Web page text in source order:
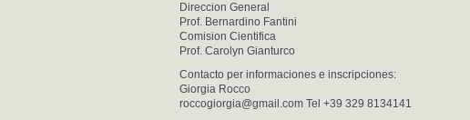
Direccion General
Prof. Bernardino Fantini
Comision Cientifica
Prof. Carolyn Gianturco
Contacto per informaciones e inscripciones:
Giorgia Rocco
roccogiorgia@gmail.com Tel +39 329 8134141